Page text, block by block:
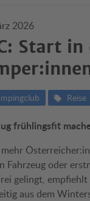
2026
Start
Reise
frühlingsfit
Fahrzeug oder
gelingt,
aus dem